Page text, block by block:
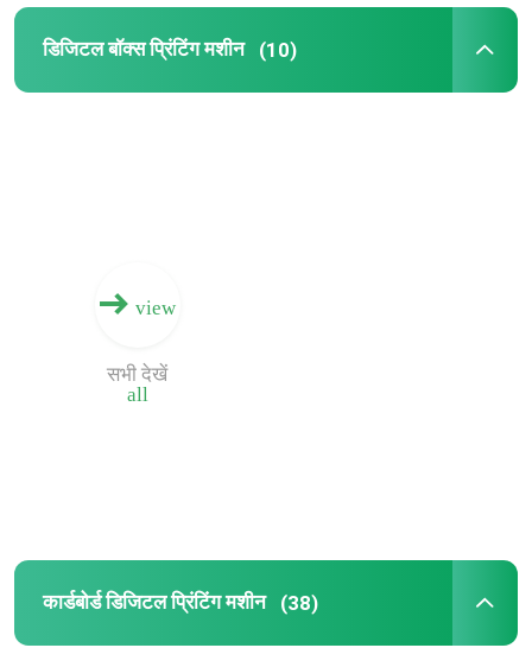
घर
डिजिटल बॉक्स प्रिंटिंग मशीन (10)
view
all
सभी देखें
कार्डबोर्ड डिजिटल प्रिंटिंग मशीन (38)